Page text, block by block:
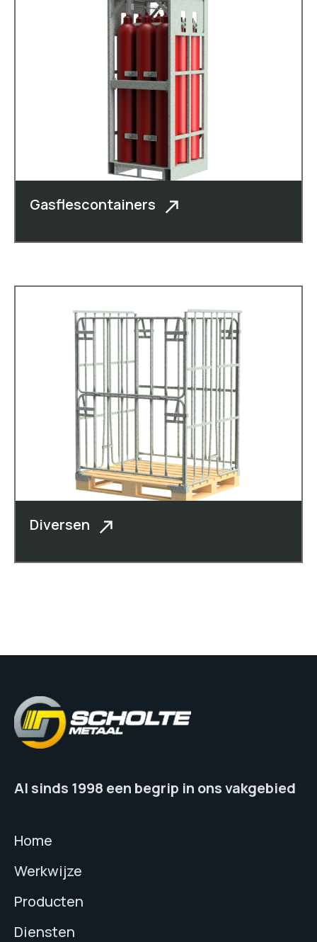
Gasflescontainers
Diversen
Al sinds 1998 een begrip in ons vakgebied
Home
Werkwijze
Producten
Diensten